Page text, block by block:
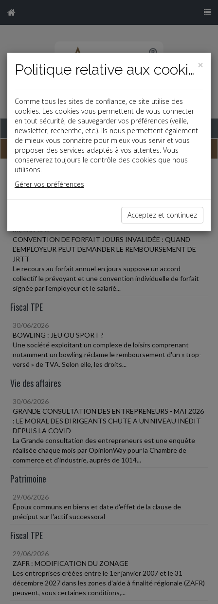
Base documentaire
Dépêches
Liste des dernières dépêches
30/06/2026
CONVENTION DE FORFAIT JOURS INVALIDÉE : QUAND
L'EMPLOYEUR PEUT DEMANDER LE REMBOURSEMENT DE
JRTT
Le recours au forfait annuel en jours suppose un accord
collectif le prévoyant et une convention individuelle de forfait
signée par l'employeur et le salarié...
Fiscal TPE
30/06/2026
BOWLING : JEU OU SPORT ?
Une société exploitant un complexe de loisirs comprenant
notamment un bowling réclame le remboursement d'un « trop-
versé » de TVA. Selon elle, les droits...
Vie des affaires
30/06/2026
GRANDE CONSULTATION DES ENTREPRENEURS - MAI 2026
: LE MORAL DES DIRIGEANTS CHUTE A UN NIVEAU INÉDIT
DEPUIS LA COVID
La Grande consultation des entrepreneurs est une enquête
réalisée chaque mois par OpinionWay pour la Chambre de
commerce et d'industrie, auprès de 1014...
Patrimoine
29/06/2026
Époux communs en biens et date d'effet de la clause de
préciput sur l'actif successoral
Fiscal TPE
29/06/2026
ZAFR : MODIFICATION DU ZONAGE
Les entreprises créées entre le 1er janvier 2007 et le 31
décembre 2027 dans les zones d'aide à finalité régionale (ZAFR)
peuvent, sous certaines conditions,...
×
Politique relative aux cookies
Comme tous les sites de confiance, ce site utilise des
cookies. Les cookies vous permettent de vous connecter
en tout sécurité, de sauvegarder vos préférences (veille,
newsletter, recherche, etc.). Ils nous permettent également
de mieux vous connaitre pour mieux vous servir et vous
proposer des services adaptés à vos attentes. Vous
conserverez toujours le contrôle des cookies que nous
utilisons.
Gérer vos préférences
Acceptez et continuez